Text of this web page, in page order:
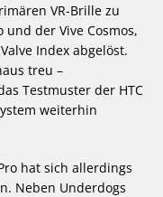
VR-Brille zu
und der Vive Cosmos,
Index abgelöst.
treu –
Testmuster der HTC
weiterhin
hat sich allerdings
Neben Underdogs